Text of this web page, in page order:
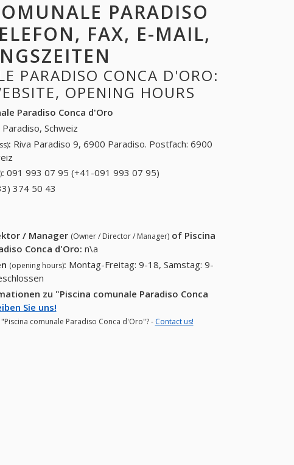
PARADISO
FAX, E-MAIL,
PARADISO CONCA D'ORO:
OPENING HOURS
Paradiso Conca d'Oro
Paradiso, Schweiz
: Riva Paradiso 9, 6900 Paradiso. Postfach: 6900
: 091 993 07 95 (+41-091 993 07 95)
374 50 43
/ Manager (Owner / Director / Manager) of Piscina
Conca d'Oro: n\a
(opening hours): Montag-Freitag: 9-18, Samstag: 9-
zu "Piscina comunale Paradiso Conca
Sie uns!
comunale Paradiso Conca d'Oro"? - Contact us!